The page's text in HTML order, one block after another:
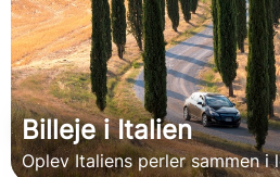
Billeje i Italien
Oplev Italiens perler sammen i